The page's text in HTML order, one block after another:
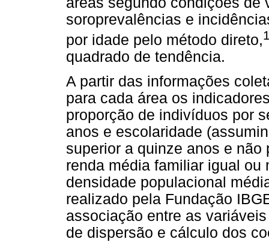
soroprevalências e
por idade pelo método direto,
quadrado de tendência.
A partir das informações
para cada área os
proporção de indivíduos por
anos e escolaridade
superior a quinze anos e
renda média familiar igual
densidade populacional
realizado pela Fundação
associação entre as
de dispersão e cálculo dos